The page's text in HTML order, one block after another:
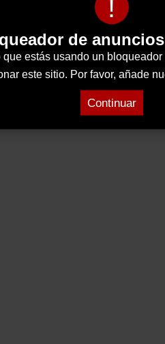
!
de
que estás usando un
este sitio. Por favor, añade
Continuar